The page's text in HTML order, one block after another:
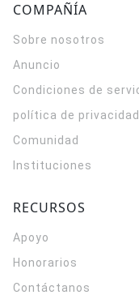
COMPAÑÍA
Sobre nosotros
Anuncio
Condiciones de
política de privacidad
Comunidad
Instituciones
RECURSOS
Apoyo
Honorarios
Contáctanos